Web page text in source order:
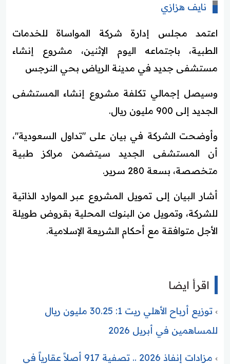
نايف هزازي
اعتمد مجلس إدارة شركة المواساة للخدمات
الطبية، باجتماعه اليوم الإثنين، مشروع إنشاء
مستشفى جديد في مدينة الرياض بحي النرجس
وسيصل إجمالي تكلفة مشروع إنشاء المستشفى
الجديد إلى 900 مليون ريال.
وأوضحت الشركة في بيان على "تداول السعودية"،
أن المستشفى الجديد سيتضمن مراكز طبية
متخصصة، بسعة 280 سرير.
أشار البيان إلى تمويل المشروع عبر الموارد الذاتية
للشركة، وتمويل من البنوك المحلية بقروض طويلة
الأجل متوافقة مع أحكام الشريعة الإسلامية.
اقرأ ايضا
توزيع أرباح الأهلي ريت 1: 30.25 مليون ريال
للمساهمين في أبريل 2026
مزادات إنفاذ 2026 .. تصفية 917 أصلاً عقارياً في